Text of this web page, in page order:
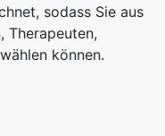
sodass Sie aus
Therapeuten,
können.